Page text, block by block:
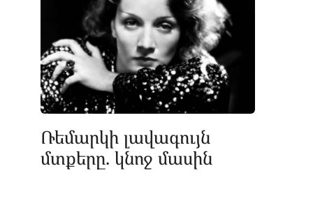
Ռեմարկի լավագույն
մտքերը. կնոջ մասին